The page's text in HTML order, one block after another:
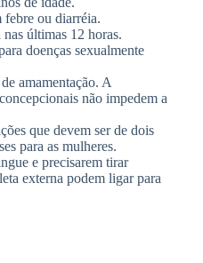
febre ou diarréia.
últimas 12 horas.
doenças sexualmente
amamentação. A
não impedem a
que devem ser de dois
para as mulheres.
e precisarem tirar
externa podem ligar para